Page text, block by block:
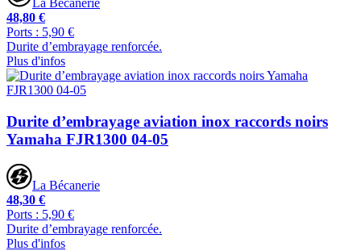
La Bécanerie
48,80 €
Ports : 5,90 €
Durite d’embrayage renforcée.
Plus d'infos
Durite d’embrayage aviation inox raccords noirs
Yamaha FJR1300 04-05
La Bécanerie
48,30 €
Ports : 5,90 €
Durite d’embrayage renforcée.
Plus d'infos